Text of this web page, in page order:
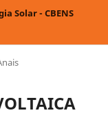
Solar - CBENS